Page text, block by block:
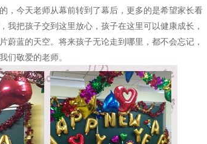
，今天老师从幕前转到了幕后，更多的是希望家长看
把孩子交到这里放心，孩子在这里可以健康成长，
蓝的天空。将来孩子无论走到哪里，都不会忘记，
们敬爱的老师。